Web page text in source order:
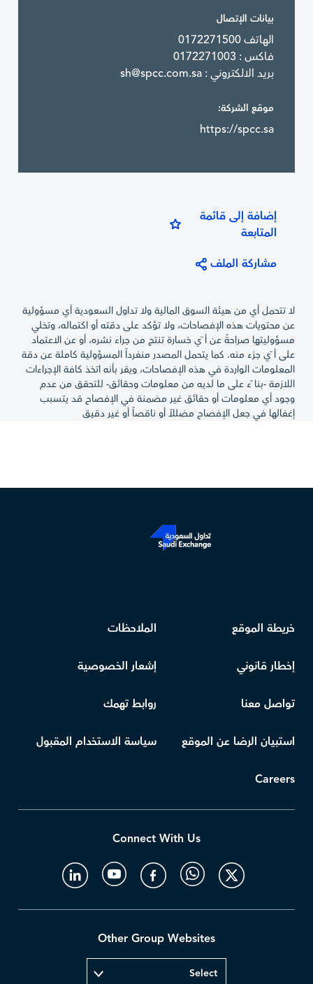
بيانات الإتصال
الهاتف 0172271500
فاكس : 0172271003
بريد الالكتروني : sh@spcc.com.sa
موقع الشركة:
https://spcc.sa
إضافة إلى قائمة
المتابعة
مشاركة الملف
لا تتحمل أي من هيئة السوق المالية ولا تداول السعودية أي مسؤولية
عن محتويات هذه الإفصاحات، ولا تؤكد على دقته أو اكتماله، وتخلي
مسؤوليتها صراحةً عن أ ّي خسارة تنتج من جراء نشره، أو عن الاعتماد
على أ ّي جزء منه. كما يتحمل المصدر منفرداً المسؤولية كاملة عن دقة
المعلومات الواردة في هذه الإفصاحات، ويقر بأنه اتخذ كافة الإجراءات
اللازمة -بنا ًء على ما لديه من معلومات وحقائق- للتحقق من عدم
وجود أي معلومات أو حقائق غير مضمنة في الإفصاح قد يتسبب
إغفالها في جعل الإفصاح مضللاً أو ناقصاً أو غير دقيق
خريطة الموقع الملاحظات
إخطار قانوني إشعار الخصوصية
تواصل معنا روابط تهمك
استبيان الرضا عن الموقع سياسة الاستخدام المقبول
Careers
Connect With Us
Other Group Websites